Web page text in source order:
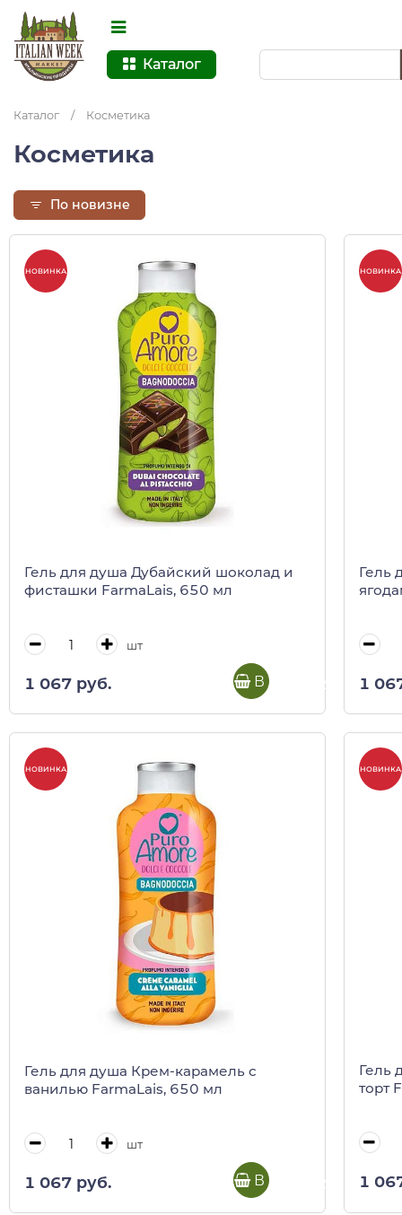
Каталог
Каталог / Косметика
Косметика
По новизне
НОВИНКА
Гель для душа Дубайский шоколад и
фисташки FarmaLais, 650 мл
шт
1 067 руб. В корзину
НОВИНКА
Гель
1
НОВИНКА
Гель для душа Крем-карамель с
ванилью FarmaLais, 650 мл
шт
1 067 руб. В корзину
НОВИНКА
Гель
торт
1